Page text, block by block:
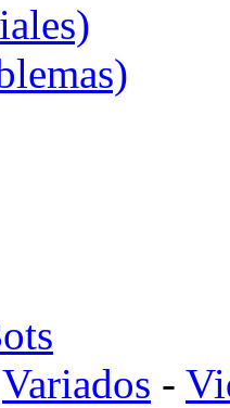
Variados -